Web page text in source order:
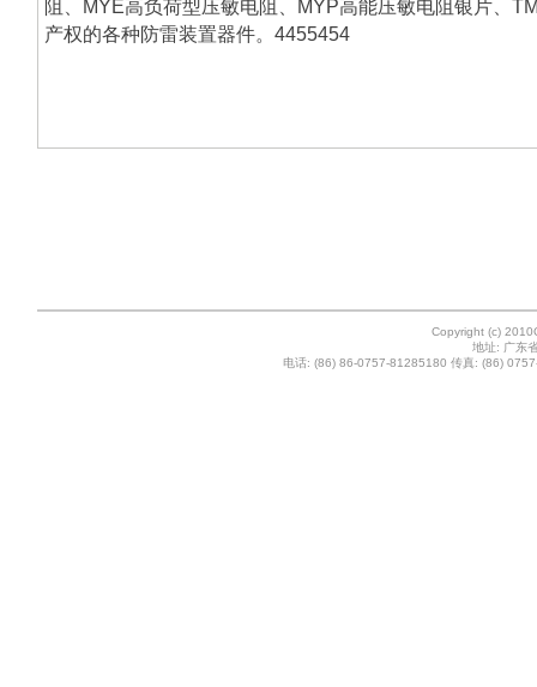
阻、MYE高负荷型压敏电阻、MYP高能压敏电阻银片、
产权的各种防雷装置器件。4455454
Copyright (c)
地址: 广东
电话: (86) 86-0757-81285180 传真: (86)